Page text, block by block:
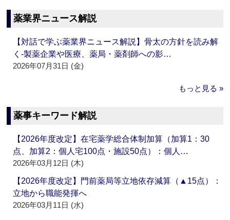
薬業界ニュース解説
【対話で学ぶ薬業界ニュース解説】骨太の方針を読み解
く‐製薬企業や医療、薬局・薬剤師への影…
2026年07月31日 (金)
もっと見る »
薬事キーワード解説
【2026年度改定】在宅薬学総合体制加算（加算1：30
点、加算2：個人宅100点・施設50点）：個人…
2026年03月12日 (木)
【2026年度改定】門前薬局等立地依存減算（▲15点）：
立地から職能発揮へ
2026年03月11日 (水)